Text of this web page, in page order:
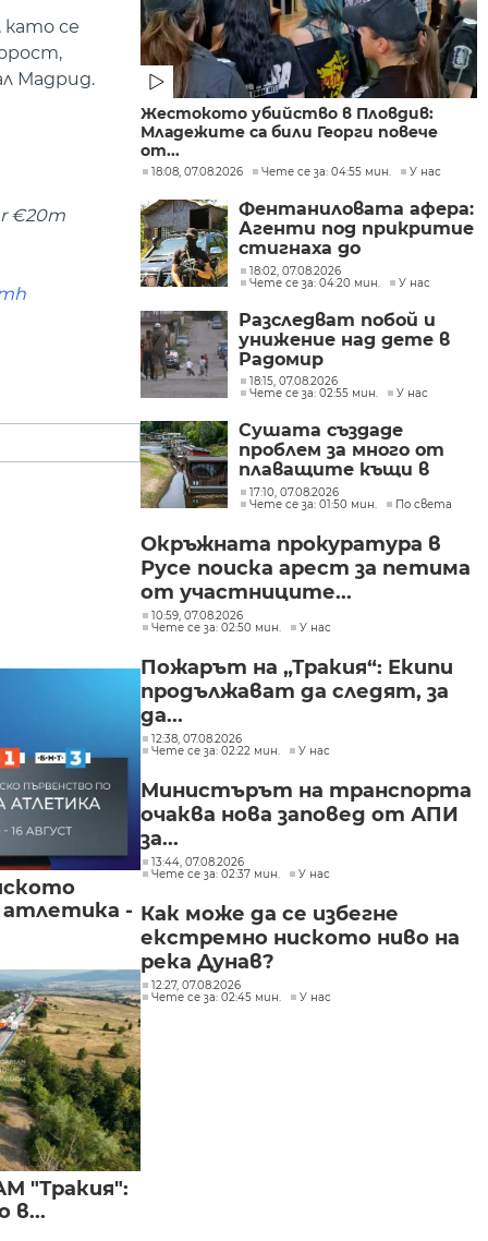
се
Мадрид.
€20m
атлетика -
"Тракия":
в...
Жестокото убийство в Пловдив:
Младежите са били Георги повече
от...
18:08, 07.08.2026 Чете се за: 04:55 мин. У нас
Фентаниловата афера:
Агенти под прикритие
стигнаха до
лабораторията във
„Факултета“
18:02, 07.08.2026
Чете се за: 04:20 мин.
У нас
Разследват побой и
унижение над дете в
Радомир
18:15, 07.08.2026
Чете се за: 02:55 мин.
У нас
Сушата създаде
проблем за много от
плаващите къщи в
Нидерландия
17:10, 07.08.2026
Чете се за: 01:50 мин.
По света
Окръжната прокуратура в
Русе поиска арест за петима
от участниците...
10:59, 07.08.2026
Чете се за: 02:50 мин.
У нас
Пожарът на „Тракия“: Екипи
продължават да следят, за
да...
12:38, 07.08.2026
Чете се за: 02:22 мин.
У нас
Министърът на транспорта
очаква нова заповед от АПИ
за...
13:44, 07.08.2026
Чете се за: 02:37 мин.
У нас
Как може да се избегне
екстремно ниското ниво на
река Дунав?
12:27, 07.08.2026
Чете се за: 02:45 мин.
У нас